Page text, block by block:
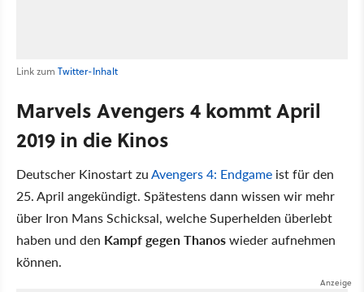
Link zum Twitter-Inhalt
Marvels Avengers 4 kommt April
2019 in die Kinos
Deutscher Kinostart zuAvengers 4: Endgame ist für den
25. April angekündigt. Spätestens dann wissen wir mehr
über Iron Mans Schicksal, welche Superhelden überlebt
haben und den Kampf gegen Thanoswieder aufnehmen
können.